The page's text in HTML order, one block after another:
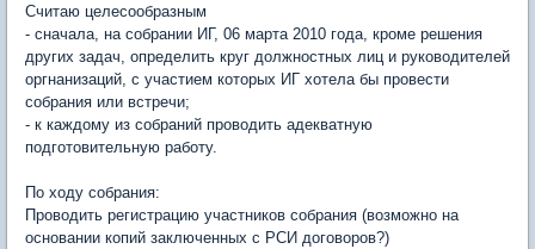
Считаю целесообразным
- сначала, на собрании ИГ, 06 марта 2010 года, кроме решения
других задач, определить круг должностных лиц и руководителей
оргнанизаций, с участием которых ИГ хотела бы провести
собрания или встречи;
- к каждому из собраний проводить адекватную
подготовительную работу.
По ходу собрания:
Проводить регистрацию участников собрания (возможно на
основании копий заключенных с РСИ договоров?)